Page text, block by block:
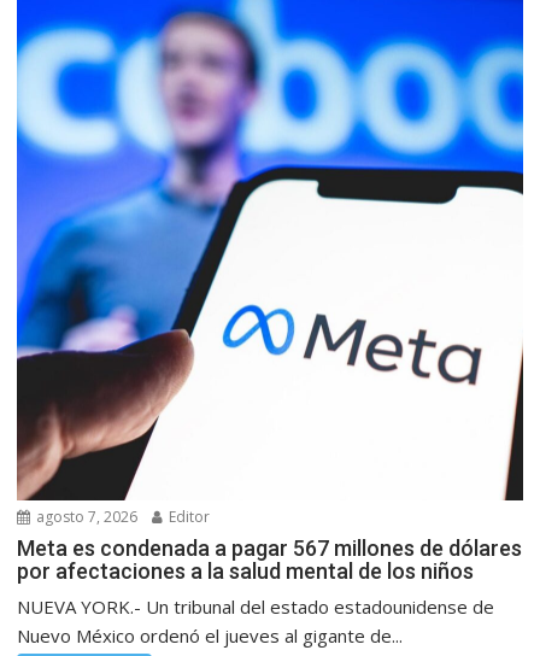
agosto 7, 2026 Editor
Meta es condenada a pagar 567 millones de dólares
por afectaciones a la salud mental de los niños
NUEVA YORK.- Un tribunal del estado estadounidense de
Nuevo México ordenó el jueves al gigante de...